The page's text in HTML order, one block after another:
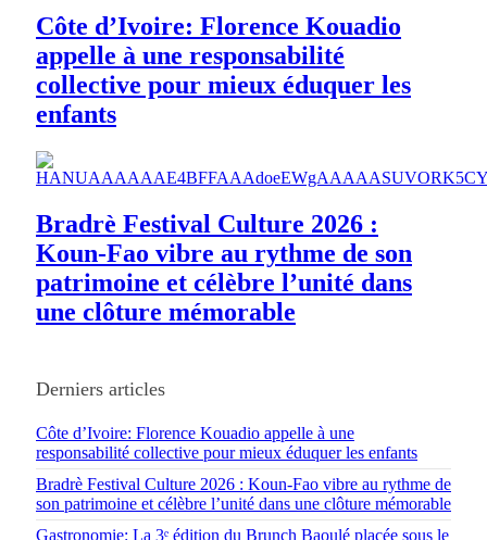
Côte d’Ivoire: Florence Kouadio
appelle à une responsabilité
collective pour mieux éduquer les
enfants
Bradrè Festival Culture 2026 :
Koun-Fao vibre au rythme de son
patrimoine et célèbre l’unité dans
une clôture mémorable
Derniers articles
Côte d’Ivoire: Florence Kouadio appelle à une
responsabilité collective pour mieux éduquer les enfants
Bradrè Festival Culture 2026 : Koun-Fao vibre au rythme de
son patrimoine et célèbre l’unité dans une clôture mémorable
Gastronomie: La 3ᵉ édition du Brunch Baoulé placée sous le